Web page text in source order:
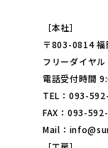
［本社］
〒803-0814 福
フリーダイヤ
電話受付時間
TEL：093-
FAX：093-
Mail：